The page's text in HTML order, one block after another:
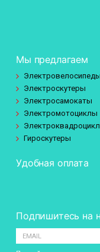
Мы предлагаем
Электровелосипеды
Электроскутеры
Электросамокаты
Электромотоциклы
Гироскутеры
Удобная оплата
Подпишитесь на